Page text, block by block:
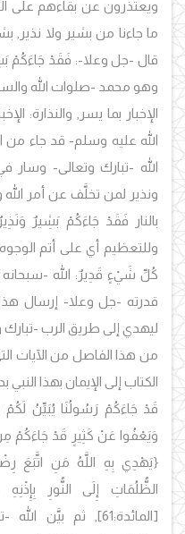
ويعتذرون عن بقاءهم على
ما جاءنا من بشير ولا نذير,
قال -جل وعلا-: فَقَدْ جَاءَكُمْ
وهو محمد -صلوات الله
الإخبار بما يسر, والنذارة:
الله عليه وسلم- قد جاء من
الله -تبارك وتعالى- وسار
ونذير لمن تخلَّف عن أمر
بالنار فَقَدْ جَاءَكُمْ بَشِيرٌ
وللتعظيم أي على أتم
كُلِّ شَيْءٍ قَدِيرٌ: الله -
قدرته -جل وعلا- إرسال هذا
ليهدي إلى طريق الرب -تبارك
من هذا الفاصل من الآيات
الكتاب إلى الإيمان بهذا النبي
قَدْ جَاءَكُمْ رَسُولُنَا يُبَيِّنُ
{يَهْدِي بِهِ اللَّهُ مَنِ اتَّبَعَ
الظُّلُمَاتِ إِلَى النُّورِ
[المائدة:61]
, ثم بيَّن الله